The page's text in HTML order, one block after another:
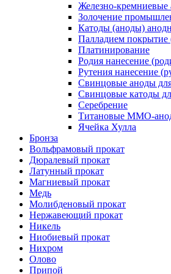
Железно-кремниевые
Золочение
Катоды (аноды)
Палладием покрытие
Платинирование
Родия нанесение
Рутения нанесение
Свинцовые аноды
Свинцовые катоды
Серебрение
Титановые ММО-
Ячейка Хулла
Бронза
Вольфрамовый прокат
Дюралевый прокат
Латунный прокат
Магниевый прокат
Медь
Молибденовый прокат
Нержавеющий прокат
Никель
Ниобиевый прокат
Нихром
Олово
Припой